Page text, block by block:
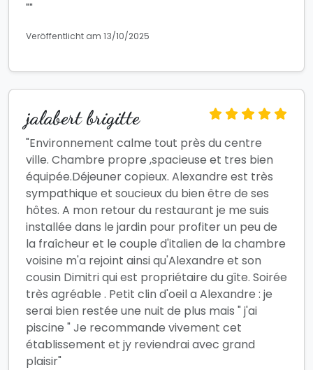
""
Veröffentlicht am 13/10/2025
jalabert brigitte
"Environnement calme tout près du centre
ville. Chambre propre ,spacieuse et tres bien
équipée.Déjeuner copieux. Alexandre est très
sympathique et soucieux du bien être de ses
hôtes. A mon retour du restaurant je me suis
installée dans le jardin pour profiter un peu de
la fraîcheur et le couple d'italien de la chambre
voisine m'a rejoint ainsi qu'Alexandre et son
cousin Dimitri qui est propriétaire du gîte. Soirée
très agréable . Petit clin d'oeil a Alexandre : je
serai bien restée une nuit de plus mais " j'ai
piscine " Je recommande vivement cet
établissement et jy reviendrai avec grand
plaisir"